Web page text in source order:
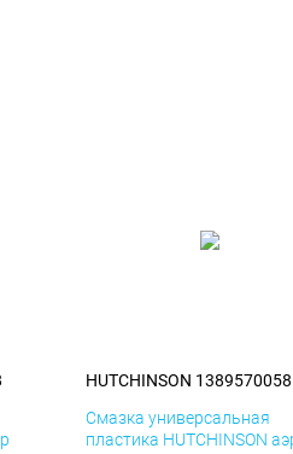
HUTCHINSON 1389570058
Смазка универсальная
пластика HUTCHINSON